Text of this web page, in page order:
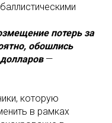
потерь за
обошлись
—
которую
в рамках